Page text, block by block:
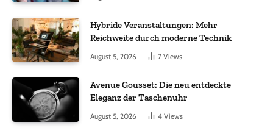
Hybride Veranstaltungen: Mehr
Reichweite durch moderne Technik
August 5, 2026 7 Views
Avenue Gousset: Die neu entdeckte
Eleganz der Taschenuhr
August 5, 2026 4 Views